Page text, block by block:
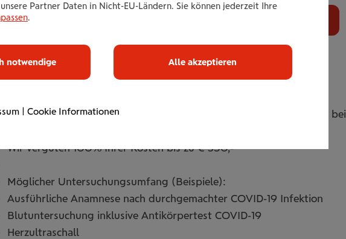
Individuelles Long-COVID-Screening nach einer COVID-Erkrankung
Wir vergüten 100% Ihrer Kosten bis zu € 350,-
Möglicher Untersuchungsumfang (Beispiele):
Ausführliche Anamnese nach durchgemachter COVID-19 Infektion
Blutuntersuchung inklusive Antikörpertest COVID-19
Herzultraschall
Partner Daten in Nicht-EU-Ländern. Sie können jederzeit Ihre
.
notwendige Alle akzeptieren
| Cookie Informationen